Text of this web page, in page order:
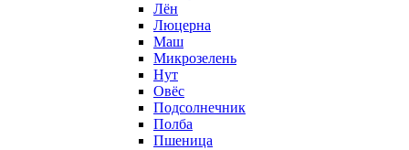
Лён
Люцерна
Маш
Микрозелень
Нут
Овёс
Подсолнечник
Полба
Пшеница